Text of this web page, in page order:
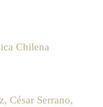
Chilena
César Serrano,